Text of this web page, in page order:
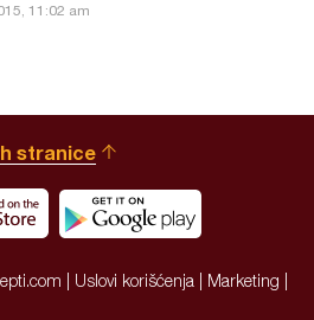
11:02 am
stranice
| Uslovi korišćenja Marketing